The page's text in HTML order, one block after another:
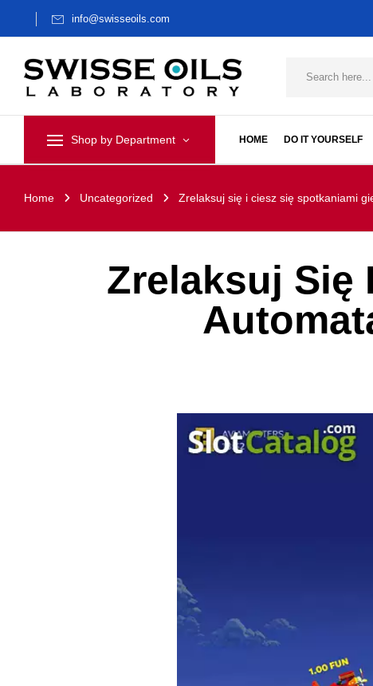
info@swisseoils.com
Shop by Department HOME DO IT YOURSELF
Home Uncategorized Zrelaksuj się i ciesz się spotkaniami
Zrelaksuj Się